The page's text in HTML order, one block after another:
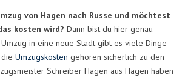
von Hagen nach Russe und möchtest
kosten wird? Dann bist du hier genau
in eine neue Stadt gibt es viele Dinge
Umzugskosten gehören sicherlich zu den
Schreiber Hagen aus Hagen haben